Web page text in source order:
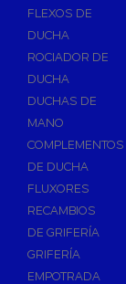
Bombas de
Bombas
Desagües
Válvulas de
Válvulas
Sifones
Sumideros
Accesorios
Flotadores
FLEXOS DE
DUCHA
ROCIADOR DE
DUCHA
DUCHAS DE
MANO
COMPLEMENTOS
DE DUCHA
FLUXORES
RECAMBIOS
DE GRIFERÍA
GRIFERÍA
EMPOTRADA